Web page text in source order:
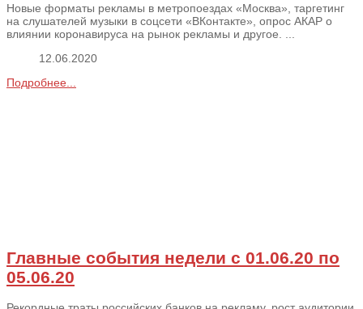
Новые форматы рекламы в метропоездах «Москва», таргетинг
на слушателей музыки в соцсети «ВКонтакте», опрос АКАР о
влиянии коронавируса на рынок рекламы и другое. ...
12.06.2020
Подробнее...
Главные события недели с 01.06.20 по
05.06.20